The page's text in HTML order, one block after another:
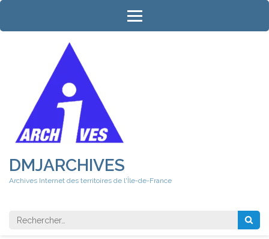
Aller
contenu
DMJARCHIVES
Archives Internet des territoires de l'Île-de-France
Rechercher